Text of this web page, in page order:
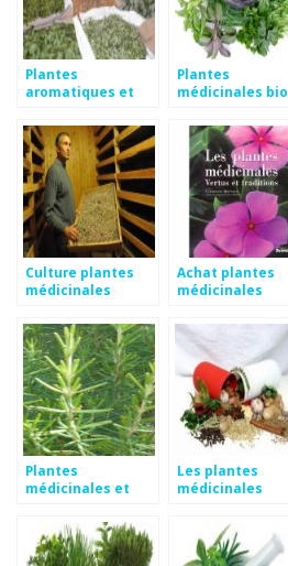
Plantes
aromatiques et
Plantes
médicinales bio
Culture plantes
médicinales
Achat plantes
médicinales
Plantes
médicinales et
Les plantes
médicinales